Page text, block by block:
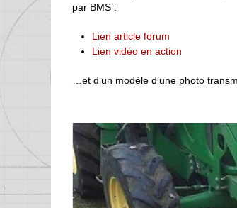
par BMS :
Lien article forum
Lien vidéo en action
…et d’un modèle d’une photo